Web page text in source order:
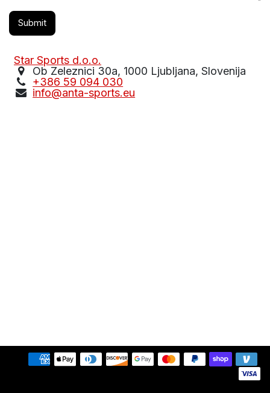
Submit
Star Sports d.o.o.
Ob Zeleznici 30a, 1000 Ljubljana, Slovenija
+386 59 094 030
info@anta-sports.eu